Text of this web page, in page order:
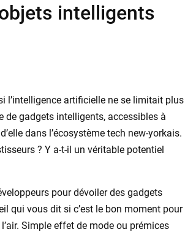
intelligents
l’intelligence artificielle ne se limitait plus
de gadgets intelligents, accessibles à
dans l’écosystème tech new-yorkais.
? Y a-t-il un véritable potentiel
pour dévoiler des gadgets
qui vous dit si c’est le bon moment pour
Simple effet de mode ou prémices